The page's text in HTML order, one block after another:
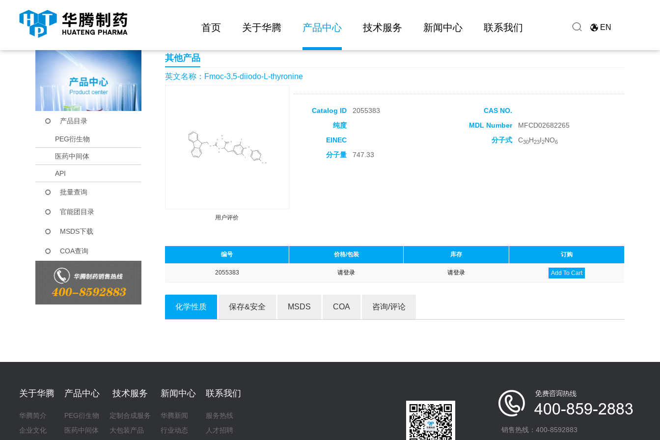
首页 关于华腾 产品中心 技术服务 新闻中心 联系我们 EN
当前位置： 首页 产品中心 Fmoc-3,5-diiodo-L-thyronine
产品目录
PEG衍生物
医药中间体
API
批量查询
官能团目录
MSDS下载
COA查询
其他产品
英文名称：Fmoc-3,5-diiodo-L-thyronine
用户评价
Catalog ID 2055383
CAS NO.
纯度
MDL Number
MFCD02682265
EINEC
分子式 C30H23I2NO6
分子量 747.33
编号 价格/包装 库存 订购
2055383 请登录 请登录 Add To Cart
化学性质 保存&安全 MSDS COA 咨询/评论
关于华腾
华腾简介
企业文化
产品中心
PEG衍生物
医药中间体
技术服务
定制合成服务
大包装产品
新闻中心
华腾新闻
行业动态
联系我们
服务热线
人才招聘
销售热线：400-8592883